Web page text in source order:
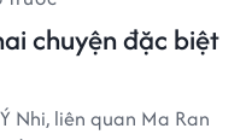
chuyện đặc biệt
Nhi, liên quan Ma Ran